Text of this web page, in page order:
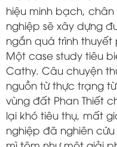
hiệu minh bạch,
nghiệp sẽ xây dựng
ngắn quá trình
Một case study tiêu
Cathy. Câu chuyện
nguồn từ thực trạng
vùng đất Phan Thiết
lại khó tiêu thụ, mất
nghiệp đã nghiên